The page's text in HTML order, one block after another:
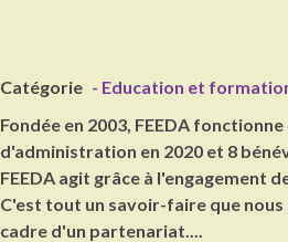
Catégorie - Education et
Fondée en 2003, FEEDA
d'administration en 2020 et 8
FEEDA agit grâce à l'engagement
C'est tout un savoir-faire que
cadre d'un partenariat....